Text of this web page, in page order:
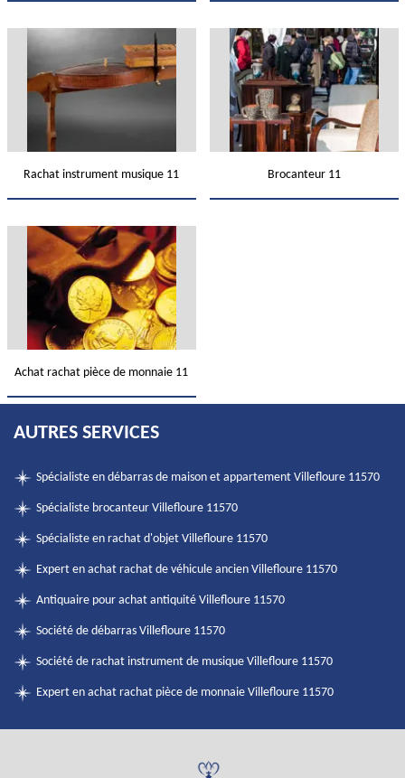
Rachat instrument musique 11 Brocanteur 11
Achat rachat pièce de monnaie 11
AUTRES SERVICES
Spécialiste en débarras de maison et appartement Villefloure 11570
Spécialiste brocanteur Villefloure 11570
Spécialiste en rachat d'objet Villefloure 11570
Expert en achat rachat de véhicule ancien Villefloure 11570
Antiquaire pour achat antiquité Villefloure 11570
Société de débarras Villefloure 11570
Société de rachat instrument de musique Villefloure 11570
Expert en achat rachat pièce de monnaie Villefloure 11570